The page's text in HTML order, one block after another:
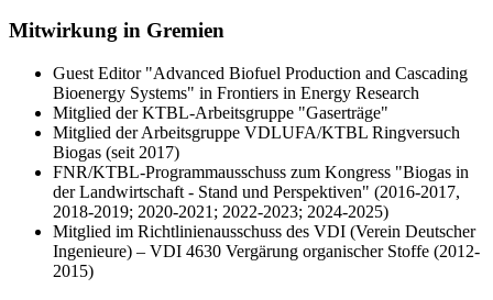
Mitwirkung in Gremien
Guest Editor "Advanced Biofuel Production and Cascading
Bioenergy Systems" in Frontiers in Energy Research
Mitglied der KTBL-Arbeitsgruppe "Gaserträge"
Mitglied der Arbeitsgruppe VDLUFA/KTBL Ringversuch
Biogas (seit 2017)
FNR/KTBL-Programmausschuss zum Kongress "Biogas in
der Landwirtschaft - Stand und Perspektiven" (2016-2017,
2018-2019; 2020-2021; 2022-2023; 2024-2025)
Mitglied im Richtlinienausschuss des VDI (Verein Deutscher
Ingenieure) – VDI 4630 Vergärung organischer Stoffe (2012-
2015)